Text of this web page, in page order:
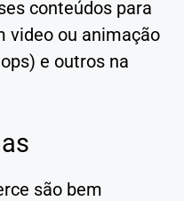
conteúdos para
video ou animação
e outros na
são bem